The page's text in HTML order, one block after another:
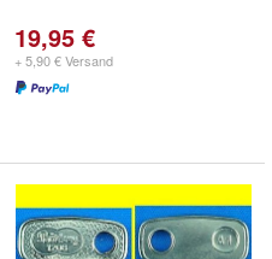
19,95 €
+ 5,90 € Versand